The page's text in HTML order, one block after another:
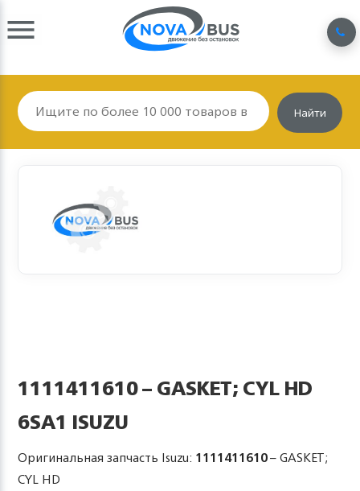
Найти
1111411610 – GASKET; CYL HD
6SA1 ISUZU
Оригинальная запчасть Isuzu: 1111411610– GASKET;
CYL HD